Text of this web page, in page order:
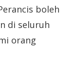
boleh
di seluruh
orang